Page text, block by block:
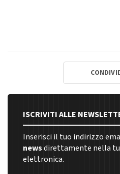
ISCRIVITI ALLE
Inserisci il tuo indirizzo
newsdirettamente nella
elettronica.